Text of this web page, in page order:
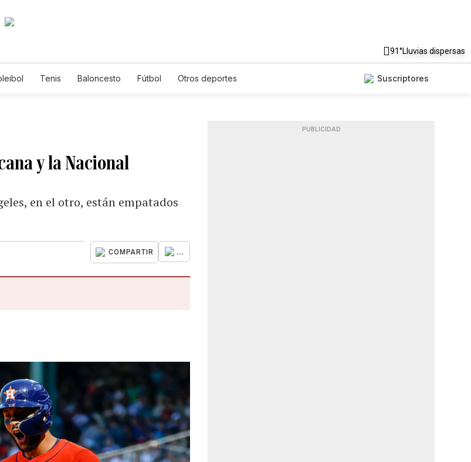
91°Lluvias dispersas
Tenis Baloncesto Fútbol Otros deportes Suscriptores
y la Nacional
en el otro, están empatados
COMPARTIR ...
PUBLICIDAD